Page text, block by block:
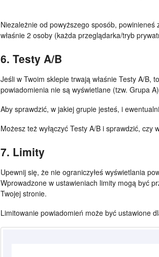
Niezależnie od powyższego sposób,
właśnie 2 osoby (każda przeglądarka/tryb
6. Testy A/B
Jeśli w Twoim sklepie trwają właśnie Testy A/B,
powiadomienia nie są wyświetlane (tzw. Grupa
Aby sprawdzić, w jakiej grupie jesteś, i
Możesz też wyłączyć Testy A/B i sprawdzić, czy
7. Limity
Upewnij się, że nie ograniczyłeś wyświetlania
Wprowadzone w ustawieniach limity mogą być
Twojej stronie.
Limitowanie powiadomień może być ustawione